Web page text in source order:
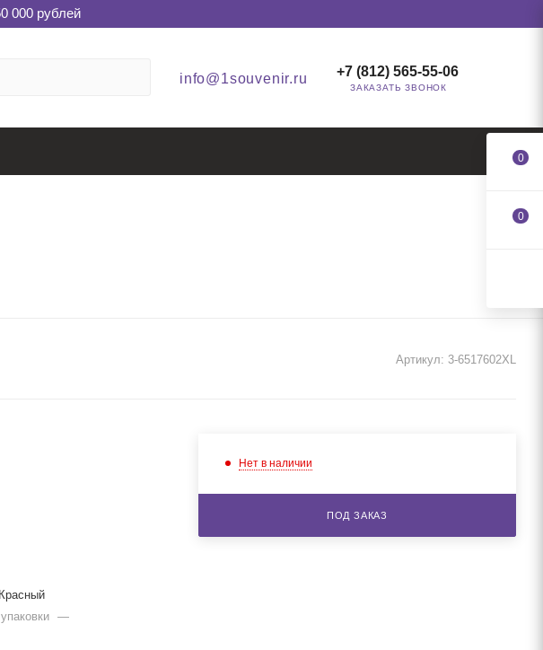
000 рублей
info@1souvenir.ru +7 (812) 565-55-06
ЗАКАЗАТЬ ЗВОНОК
Артикул: 3-6517602XL
Красный
—
Нет в наличии
ПОД ЗАКАЗ
0
0